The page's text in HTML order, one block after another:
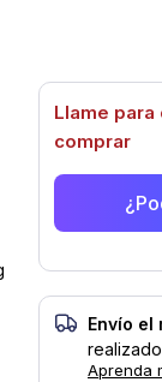
Llame
comprar
Envío el
Aprenda